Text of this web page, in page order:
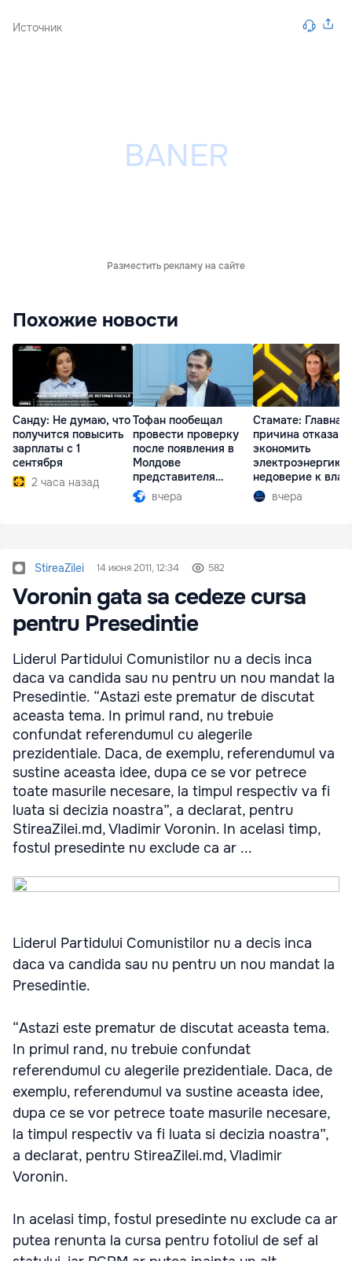
Источник
Разместить рекламу на сайте
Похожие новости
Санду: Не думаю, что
получится повысить
зарплаты с 1
сентября
2 часа назад
Тофан пообещал
провести проверку
после появления в
Молдове
представителя
Южной Осетии
вчера
Стамате: Главная
причина отказа
экономить
электроэнергию
недоверие к
вчера
StireaZilei 14 июня 2011, 12:34 582
Voronin gata sa cedeze cursa
pentru Presedintie
Liderul Partidului Comunistilor nu a decis inca
daca va candida sau nu pentru un nou mandat la
Presedintie. “Astazi este prematur de discutat
aceasta tema. In primul rand, nu trebuie
confundat referendumul cu alegerile
prezidentiale. Daca, de exemplu, referendumul va
sustine aceasta idee, dupa ce se vor petrece
toate masurile necesare, la timpul respectiv va fi
luata si decizia noastra”, a declarat, pentru
StireaZilei.md, Vladimir Voronin. In acelasi timp,
fostul presedinte nu exclude ca ar ...
Liderul Partidului Comunistilor nu a decis inca
daca va candida sau nu pentru un nou mandat la
Presedintie.
“Astazi este prematur de discutat aceasta tema.
In primul rand, nu trebuie confundat
referendumul cu alegerile prezidentiale. Daca, de
exemplu, referendumul va sustine aceasta idee,
dupa ce se vor petrece toate masurile necesare,
la timpul respectiv va fi luata si decizia noastra”,
a declarat, pentru StireaZilei.md, Vladimir
Voronin.
In acelasi timp, fostul presedinte nu exclude ca ar
putea renunta la cursa pentru fotoliul de sef al